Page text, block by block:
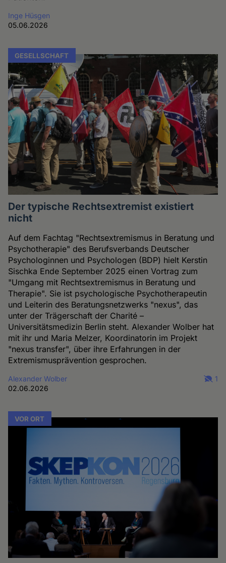
Inge Hüsgen
05.06.2026
GESELLSCHAFT
Der typische Rechtsextremist existiert
nicht
Auf dem Fachtag "Rechtsextremismus in Beratung und
Psychotherapie" des Berufsverbands Deutscher
Psychologinnen und Psychologen (BDP) hielt Kerstin
Sischka Ende September 2025 einen Vortrag zum
"Umgang mit Rechtsextremismus in Beratung und
Therapie". Sie ist psychologische Psychotherapeutin
und Leiterin des Beratungsnetzwerks "nexus", das
unter der Trägerschaft der Charité –
Universitätsmedizin Berlin steht. Alexander Wolber hat
mit ihr und Maria Melzer, Koordinatorin im Projekt
"nexus transfer", über ihre Erfahrungen in der
Extremismusprävention gesprochen.
Alexander Wolber
02.06.2026
1
VOR ORT